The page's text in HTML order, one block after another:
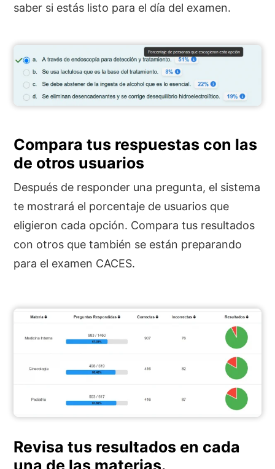
saber si estás listo para el día del examen.
Compara tus respuestas con las
de otros usuarios
Después de responder una pregunta, el sistema
te mostrará el porcentaje de usuarios que
eligieron cada opción. Compara tus resultados
con otros que también se están preparando
para el examen CACES.
Revisa tus resultados en cada